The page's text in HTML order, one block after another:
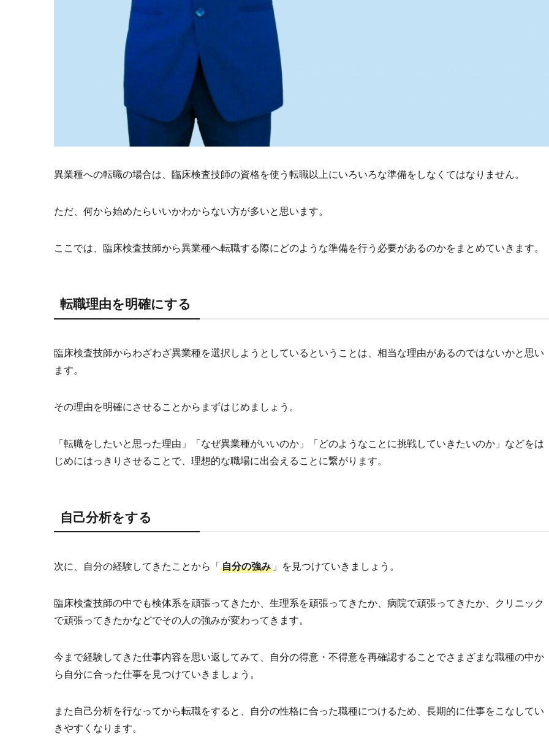
異業種への転職の場合は、臨床検査技師の資格を使う転職以上にいろいろな準備をしなくてはなりません。
ただ、何から始めたらいいかわからない方が多いと思います。
ここでは、臨床検査技師から異業種へ転職する際にどのような準備を行う必要があるのかをまとめていきます。
転職理由を明確にする
臨床検査技師からわざわざ異業種を選択しようとしているということは、相当な理由があるのではないかと思い
ます。
その理由を明確にさせることからまずはじめましょう。
「転職をしたいと思った理由」「なぜ異業種がいいのか」「どのようなことに挑戦していきたいのか」などをは
じめにはっきりさせることで、理想的な職場に出会えることに繋がります。
自己分析をする
次に、自分の経験してきたことから「 自分の強み 」を見つけていきましょう。
臨床検査技師の中でも検体系を頑張ってきたか、生理系を頑張ってきたか、病院で頑張ってきたか、クリニック
で頑張ってきたかなどでその人の強みが変わってきます。
今まで経験してきた仕事内容を思い返してみて、自分の得意・不得意を再確認することでさまざまな職種の中か
ら自分に合った仕事を見つけていきましょう。
また自己分析を行なってから転職をすると、自分の性格に合った職種につけるため、長期的に仕事をこなしてい
きやすくなります。